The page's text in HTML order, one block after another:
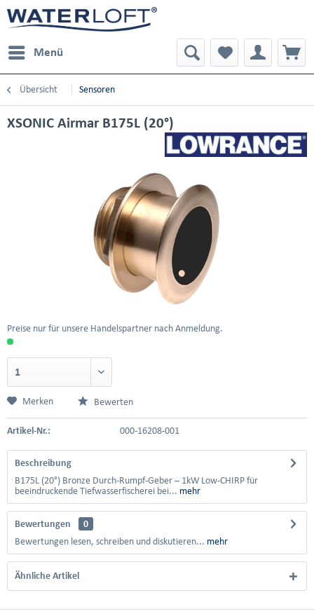
Menü
Übersicht Sensoren
XSONIC Airmar B175L (20°)
Preise nur für unsere Handelspartner nach Anmeldung.
Merken Bewerten
Artikel-Nr.: 000-16208-001
Beschreibung
B175L (20°) Bronze Durch-Rumpf-Geber – 1kW Low-CHIRP für
beeindruckende Tiefwasserfischerei bei... mehr
Bewertungen
0
Bewertungen lesen, schreiben und diskutieren... mehr
Ähnliche Artikel